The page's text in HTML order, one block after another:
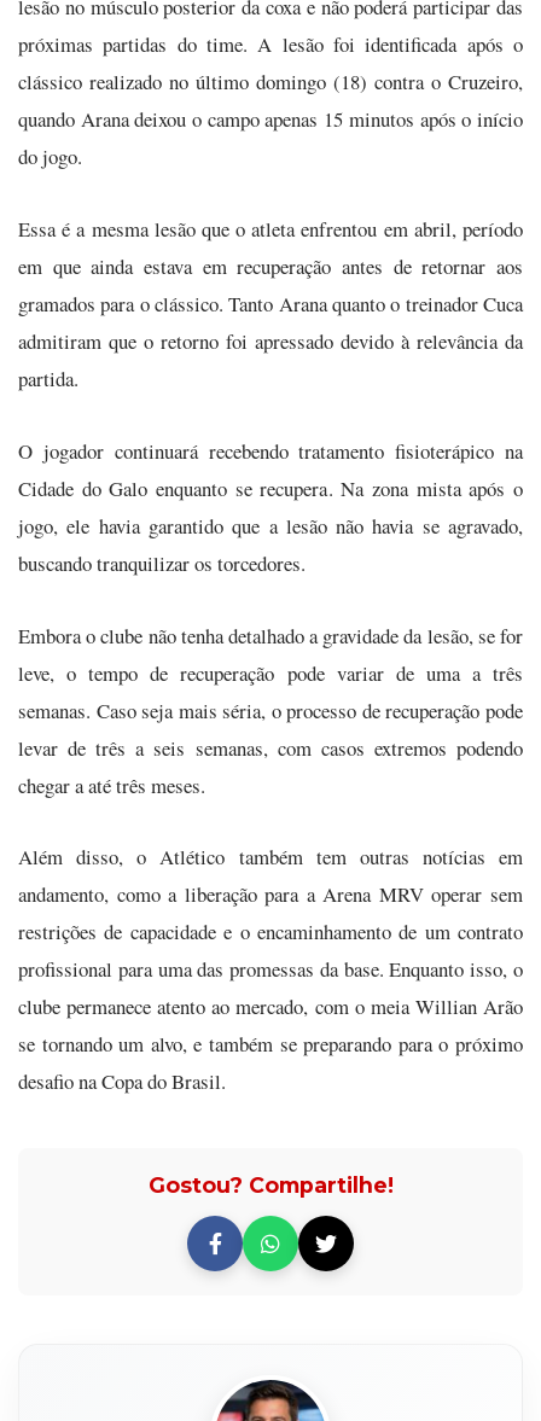
lesão no músculo posterior da coxa e não poderá participar das
próximas partidas do time. A lesão foi identificada após o
clássico realizado no último domingo (18) contra o Cruzeiro,
quando Arana deixou o campo apenas 15 minutos após o início
do jogo.
Essa é a mesma lesão que o atleta enfrentou em abril, período
em que ainda estava em recuperação antes de retornar aos
gramados para o clássico. Tanto Arana quanto o treinador Cuca
admitiram que o retorno foi apressado devido à relevância da
partida.
O jogador continuará recebendo tratamento fisioterápico na
Cidade do Galo enquanto se recupera. Na zona mista após o
jogo, ele havia garantido que a lesão não havia se agravado,
buscando tranquilizar os torcedores.
Embora o clube não tenha detalhado a gravidade da lesão, se for
leve, o tempo de recuperação pode variar de uma a três
semanas. Caso seja mais séria, o processo de recuperação pode
levar de três a seis semanas, com casos extremos podendo
chegar a até três meses.
Além disso, o Atlético também tem outras notícias em
andamento, como a liberação para a Arena MRV operar sem
restrições de capacidade e o encaminhamento de um contrato
profissional para uma das promessas da base. Enquanto isso, o
clube permanece atento ao mercado, com o meia Willian Arão
se tornando um alvo, e também se preparando para o próximo
desafio na Copa do Brasil.
Gostou? Compartilhe!